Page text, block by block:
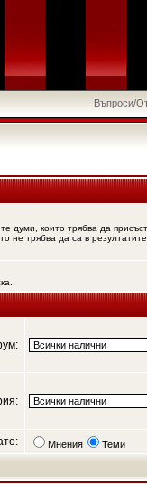
Въпроси/
думи, които трябва да
не трябва да са в
Мнения Теми